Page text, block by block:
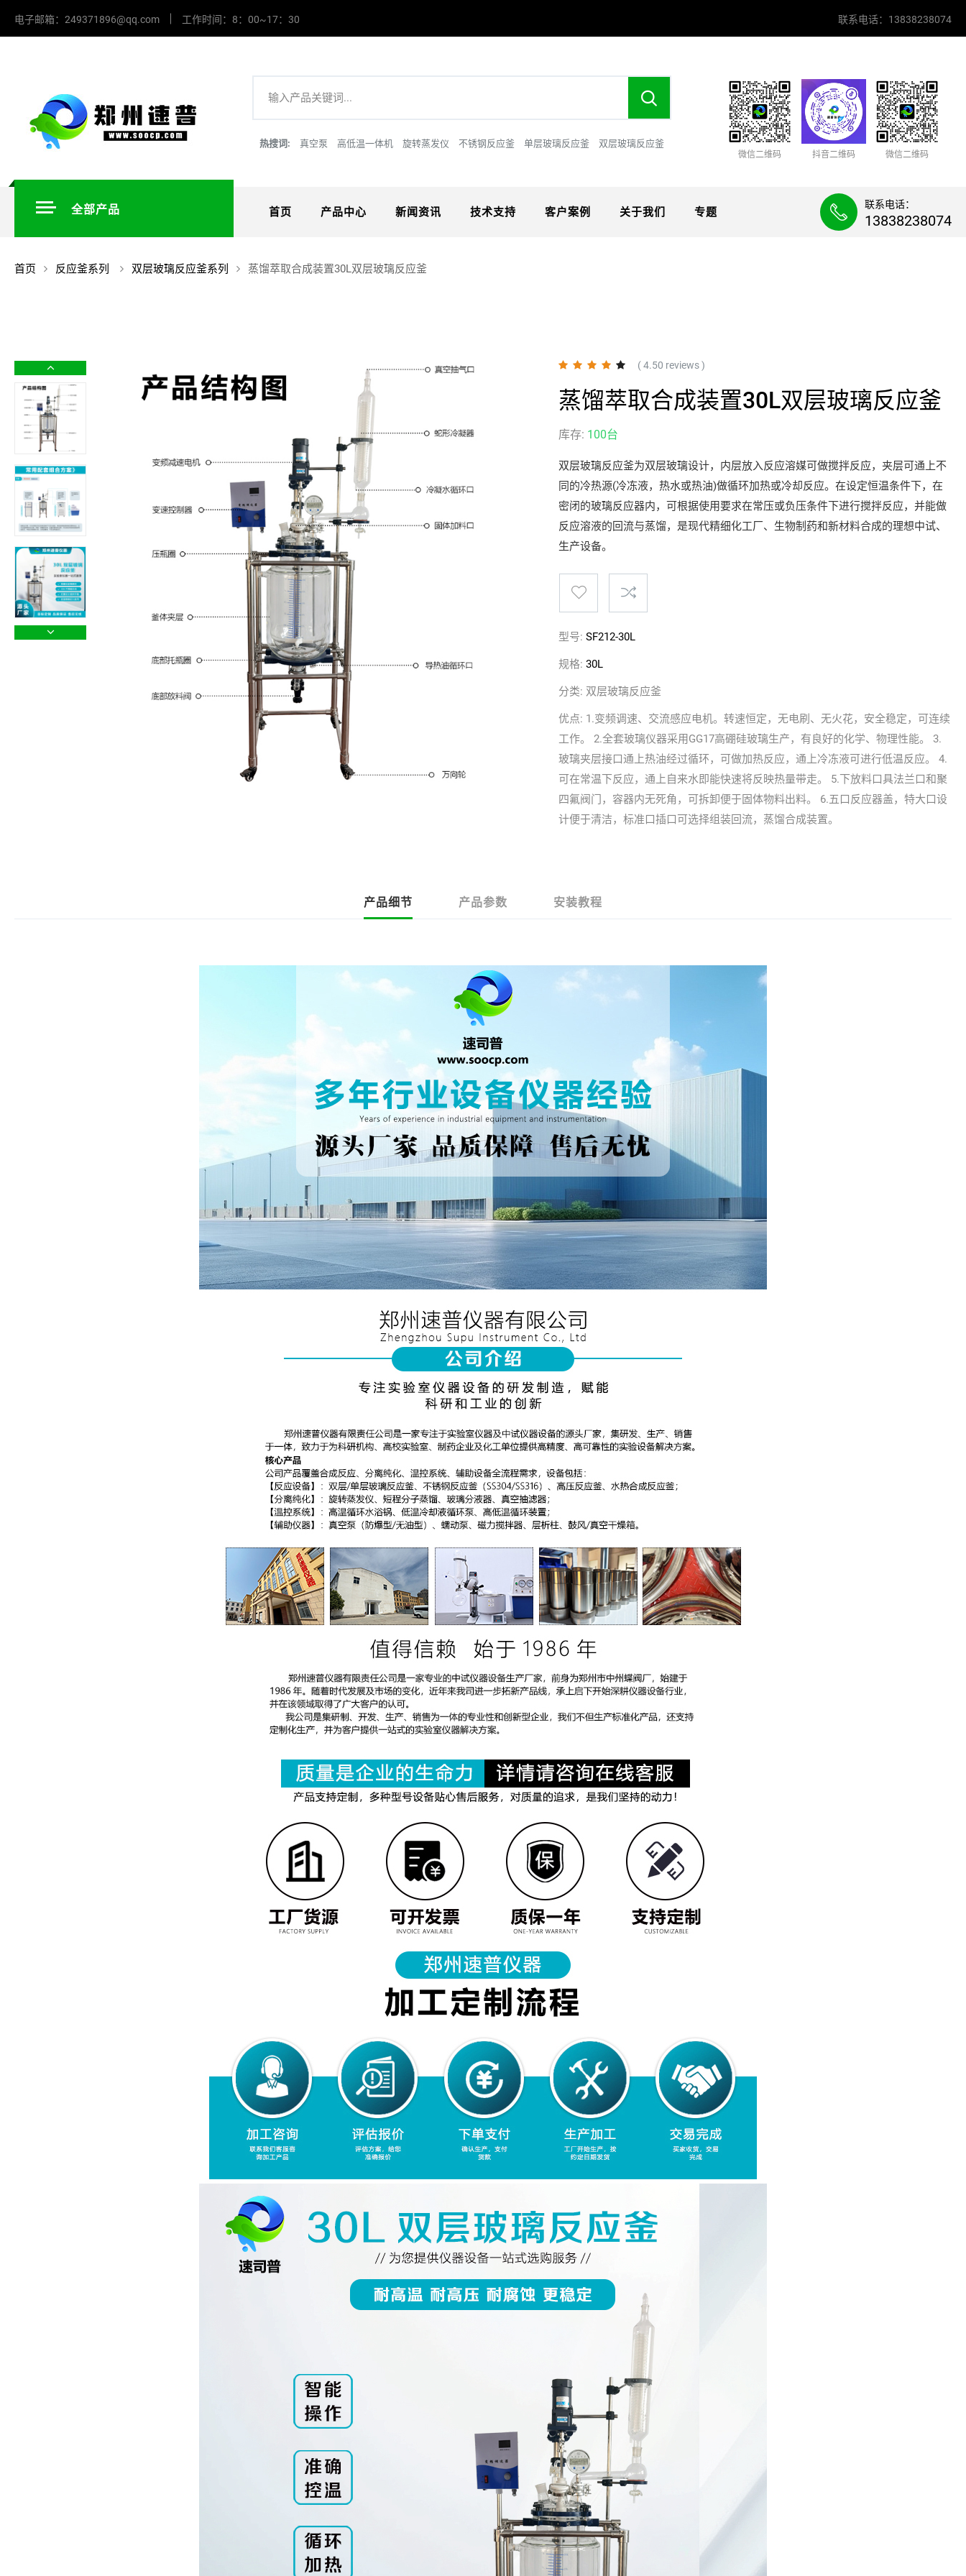
电子邮箱：249371896@qq.com 工作时间：8：00~17：30 联系电话：13838238074
热搜词: 真空泵 高低温一体机 旋转蒸发仪 不锈钢反应釜 单层玻璃反应釜 双层玻璃反应釜
微信二维码 抖音二维码 微信二维码
全部产品 首页 产品中心 新闻资讯 技术支持 客户案例 关于我们 专题
联系电话：
13838238074
首页 反应釜系列 双层玻璃反应釜系列 蒸馏萃取合成装置30L双层玻璃反应釜
( 4.50 reviews )
蒸馏萃取合成装置30L双层玻璃反应釜
库存: 100台
双层玻璃反应釜为双层玻璃设计，内层放入反应溶媒可做搅拌反应，夹层可通上不
同的冷热源(冷冻液，热水或热油)做循环加热或冷却反应。在设定恒温条件下，在
密闭的玻璃反应器内，可根据使用要求在常压或负压条件下进行搅拌反应，并能做
反应溶液的回流与蒸馏，是现代精细化工厂、生物制药和新材料合成的理想中试、
生产设备。
型号:SF212-30L
规格:30L
分类: 双层玻璃反应釜
优点: 1.变频调速、交流感应电机。转速恒定，无电刷、无火花，安全稳定，可连续
工作。 2.全套玻璃仪器采用GG17高硼硅玻璃生产，有良好的化学、物理性能。 3.
玻璃夹层接口通上热油经过循环，可做加热反应，通上冷冻液可进行低温反应。 4.
可在常温下反应，通上自来水即能快速将反映热量带走。 5.下放料口具法兰口和聚
四氟阀门，容器内无死角，可拆卸便于固体物料出料。 6.五口反应器盖，特大口设
计便于清洁，标准口插口可选择组装回流，蒸馏合成装置。
产品细节 产品参数 安装教程